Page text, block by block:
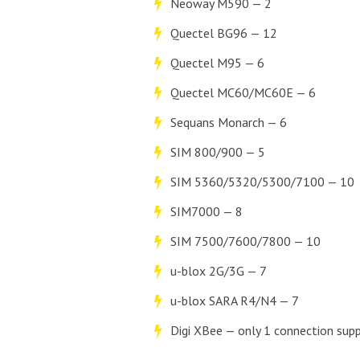
Neoway M590 — 2
Quectel BG96 — 12
Quectel M95 — 6
Quectel MC60/MC60E — 6
Sequans Monarch — 6
SIM 800/900 — 5
SIM 5360/5320/5300/7100 — 10
SIM7000 — 8
SIM 7500/7600/7800 — 10
u-blox 2G/3G — 7
u-blox SARA R4/N4 — 7
Digi XBee — only 1 connection